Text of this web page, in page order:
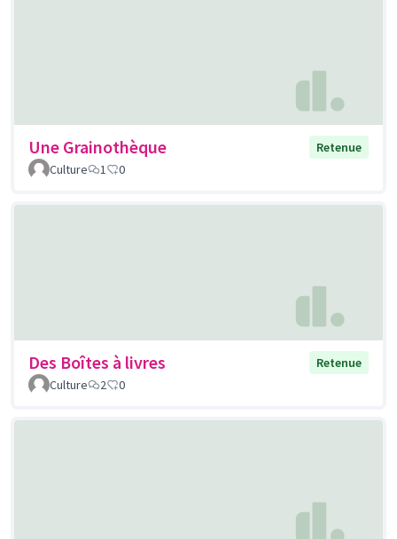
Une Grainothèque
Retenue
Culture
1 0
Des Boîtes à livres
Retenue
Culture
2 0